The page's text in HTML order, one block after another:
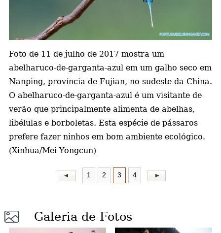
Foto de 11 de julho de 2017 mostra um
abelharuco-de-garganta-azul em um galho seco em
Nanping, província de Fujian, no sudeste da China.
O abelharuco-de-garganta-azul é um visitante de
verão que principalmente alimenta de abelhas,
libélulas e borboletas. Esta espécie de pássaros
prefere fazer ninhos em bom ambiente ecológico.
(Xinhua/Mei Yongcun)
1 2 3 4
Galeria de Fotos